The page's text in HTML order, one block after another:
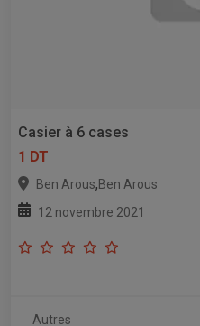
Casier à 6 cases
1 DT
Ben Arous,Ben Arous
12 novembre 2021
Autres